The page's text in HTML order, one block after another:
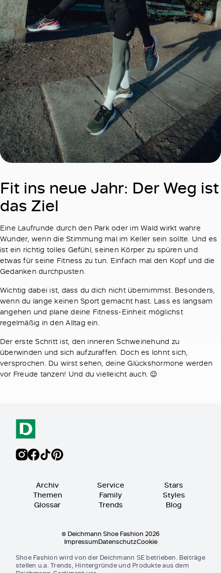
Fit ins neue Jahr: Der Weg ist
das Ziel
Eine Laufrunde durch den Park oder im Wald wirkt wahre
Wunder, wenn die Stimmung mal im Keller sein sollte. Und es
ist ein richtig tolles Gefühl, seinen Körper zu spüren und
etwas für seine Fitness zu tun. Einfach mal den Kopf und die
Gedanken durchpusten.
Wichtig dabei ist, dass du dich nicht übernimmst. Besonders,
wenn du lange keinen Sport gemacht hast. Lass es langsam
angehen und plane deine Fitness-Einheit möglichst
regelmäßig in den Alltag ein.
Der erste Schritt ist, den inneren Schweinehund zu
überwinden und sich aufzuraffen. Doch es lohnt sich,
versprochen. Du wirst sehen, deine Glückshormone werden
vor Freude tanzen! Und du vielleicht auch. 😉
Archiv
Themen
Glossar
Service
Family
Trends
Stars
Styles
Blog
© Deichmann Shoe Fashion 2026
ImpressumDatenschutzCookie
Shoe Fashion wird von der Deichmann SE betrieben. Beiträge
stellen u.a. Trends, Hintergründe und Produkte aus dem